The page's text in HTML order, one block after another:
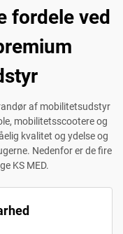
fordele ved
af mobilitetsudstyr
mobilitetsscootere og
kvalitet og ydelse og
Nedenfor er de fire
KS MED.